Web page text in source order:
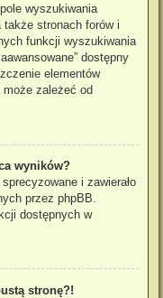
wyszukiwania
stronach forów i
funkcji wyszukiwania
dostępny
elementów
zależeć od
wyników?
i zawierało
przez phpBB.
dostępnych w
stronę?!